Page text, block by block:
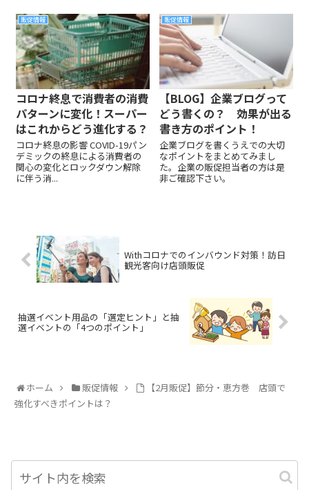
販促情報
コロナ終息で消費者の消費
パターンに変化！スーパー
はこれからどう進化する？
コロナ終息の影響 COVID-19パン
デミックの終息による消費者の
関心の変化とロックダウン解除
に伴う消...
販促情報
【BLOG】企業ブログって
どう書くの？ 効果が出る
書き方のポイント！
企業ブログを書くうえでの大切
なポイントをまとめてみまし
た。企業の販促担当者の方は是
非ご確認下さい。
Withコロナでのインバウンド対策！訪日
観光客向け店頭販促
抽選イベント用品の「選定ヒント」と抽
選イベントの「4つのポイント」
ホーム 販促情報
【2月販促】節分・恵方巻 店頭で
強化すべきポイントは？